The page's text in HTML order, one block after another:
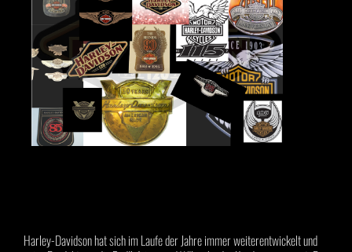
Harley-Davidson hat sich im Laufe der Jahre immer weiterentwickelt und